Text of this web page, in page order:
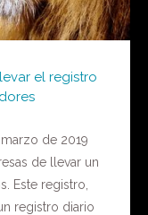
el registro
de 2019
de llevar un
Este registro,
registro diario